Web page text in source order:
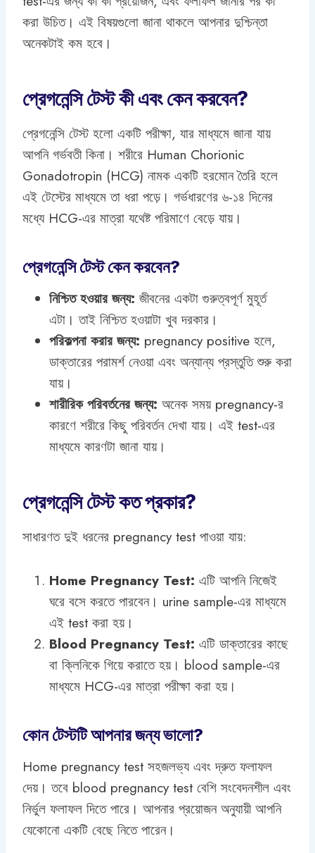
করা উচিত। এই বিষয়গুলো জানা থাকলে আপনার দুশ্চিন্তা
অনেকটাই কম হবে।
প্রেগনেন্সি টেস্ট কী এবং কেন করবেন?
প্রেগনেন্সি টেস্ট হলো একটি পরীক্ষা, যার মাধ্যমে জানা যায়
আপনি গর্ভবতী কিনা। শরীরে Human Chorionic
Gonadotropin (HCG) নামক একটি হরমোন তৈরি হলে
এই টেস্টের মাধ্যমে তা ধরা পড়ে। গর্ভধারণের ৬-১৪ দিনের
মধ্যে HCG-এর মাত্রা যথেষ্ট পরিমাণে বেড়ে যায়।
প্রেগনেন্সি টেস্ট কেন করবেন?
নিশ্চিত হওয়ার জন্য: জীবনের একটা গুরুত্বপূর্ণ মুহূর্ত
এটা। তাই নিশ্চিত হওয়াটা খুব দরকার।
পরিকল্পনা করার জন্য: pregnancy positive হলে,
ডাক্তারের পরামর্শ নেওয়া এবং অন্যান্য প্রস্তুতি শুরু করা
যায়।
শারীরিক পরিবর্তনের জন্য: অনেক সময় pregnancy-র
কারণে শরীরে কিছু পরিবর্তন দেখা যায়। এই test-এর
মাধ্যমে কারণটা জানা যায়।
প্রেগনেন্সি টেস্ট কত প্রকার?
সাধারণত দুই ধরনের pregnancy test পাওয়া যায়:
Home Pregnancy Test: এটি আপনি নিজেই
ঘরে বসে করতে পারবেন। urine sample-এর মাধ্যমে
এই test করা হয়।
Blood Pregnancy Test: এটি ডাক্তারের কাছে
বা ক্লিনিকে গিয়ে করাতে হয়। blood sample-এর
মাধ্যমে HCG-এর মাত্রা পরীক্ষা করা হয়।
কোন টেস্টটি আপনার জন্য ভালো?
Home pregnancy test সহজলভ্য এবং দ্রুত ফলাফল
দেয়। তবে blood pregnancy test বেশি সংবেদনশীল এবং
নির্ভুল ফলাফল দিতে পারে। আপনার প্রয়োজন অনুযায়ী আপনি
যেকোনো একটি বেছে নিতে পারেন।